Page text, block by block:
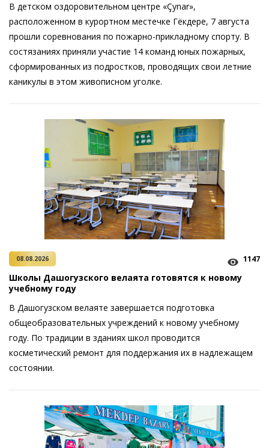
В детском оздоровительном центре «Çynar»,
расположенном в курортном местечке Гёкдере, 7 августа
прошли соревнования по пожарно-прикладному спорту. В
состязаниях приняли участие 14 команд юных пожарных,
сформированных из подростков, проводящих свои летние
каникулы в этом живописном уголке.
08.08.2026 1147
Школы Дашогузского велаята готовятся к новому
учебному году
В Дашогузском велаяте завершается подготовка
общеобразовательных учреждений к новому учебному
году. По традиции в зданиях школ проводится
косметический ремонт для поддержания их в надлежащем
состоянии.